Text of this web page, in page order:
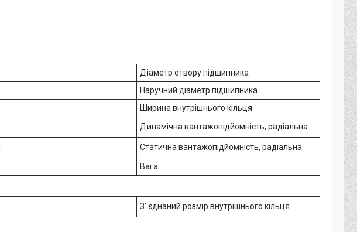
Діаметр отвору підшипника
Наручний діаметр підшипника
Ширина внутрішнього кільця
Динамічна вантажопідйомність, радіальна
Статична вантажопідйомність, радіальна
Вага
З’ єднаний розмір внутрішнього кільця